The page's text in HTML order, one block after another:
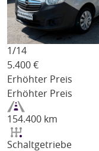
1/14
5.400 €
Erhöhter Preis
Erhöhter Preis
154.400 km
Schaltgetriebe